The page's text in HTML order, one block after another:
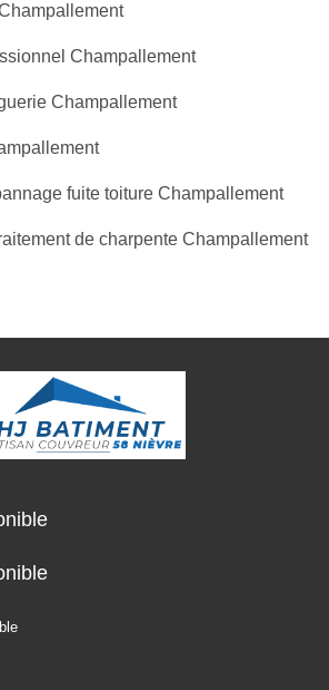
Champallement
Champallement
fuite toiture Champallement
de charpente Champallement